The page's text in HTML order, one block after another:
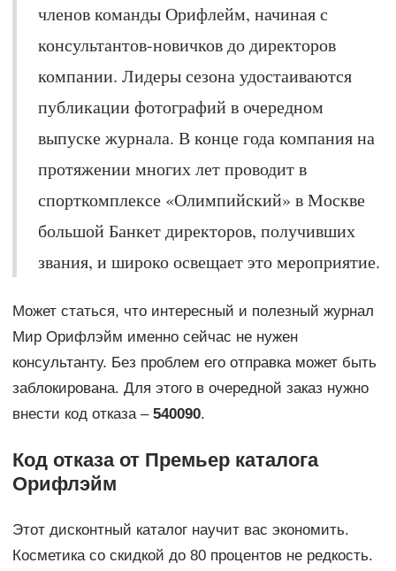
членов команды Орифлейм, начиная с
консультантов-новичков до директоров
компании. Лидеры сезона удостаиваются
публикации фотографий в очередном
выпуске журнала. В конце года компания на
протяжении многих лет проводит в
спорткомплексе «Олимпийский» в Москве
большой Банкет директоров, получивших
звания, и широко освещает это мероприятие.
Может статься, что интересный и полезный журнал
Мир Орифлэйм именно сейчас не нужен
консультанту. Без проблем его отправка может быть
заблокирована. Для этого в очередной заказ нужно
внести код отказа – 540090.
Код отказа от Премьер каталога
Орифлэйм
Этот дисконтный каталог научит вас экономить.
Косметика со скидкой до 80 процентов не редкость.